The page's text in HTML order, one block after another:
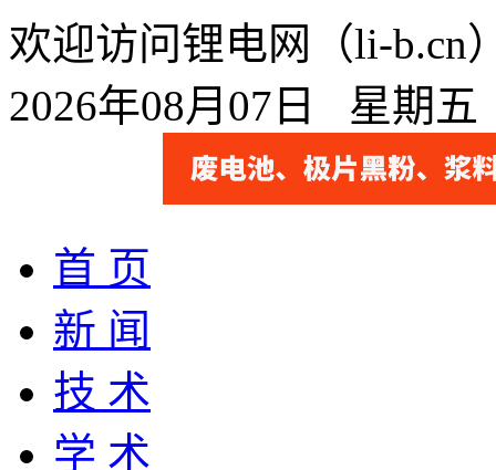
欢迎访问锂电网（li-b.cn
2026年08月07日 星期
首 页
新 闻
技 术
学 术